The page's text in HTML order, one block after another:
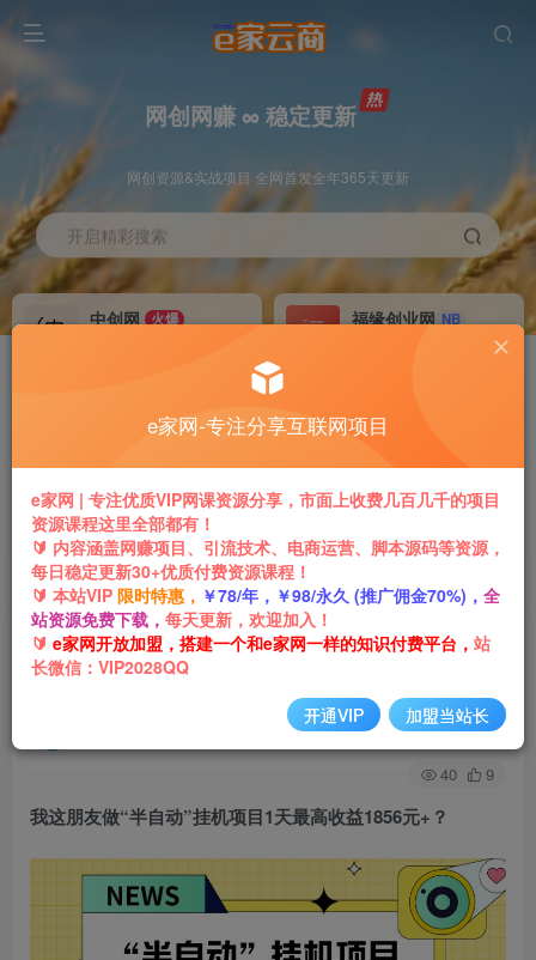
网创网赚 ∞ 稳定更新
网创资源&实战项目 全网首发全年365天更新
开启精彩搜索
中创网 火爆
福缘创业网 NB
永久VIP价值198元
免费下载全站资源
推广返利 70%
专属链接提现快
加盟本站 躺赚
首页 网创项目 软件脚本 正文
我这朋友做“半自动”挂机项目1天最高收益1856元
+？
关注 私信
40 9
我这朋友做“半自动”挂机项目1天最高收益1856元+？
e家网-专注分享互联网项目
e家网 | 专注优质VIP网课资源分享，市面上收费几百几千的项目
资源课程这里全部都有！
🔰 内容涵盖网赚项目、引流技术、电商运营、脚本源码等资源，
每日稳定更新30+优质付费资源课程！
🔰 本站VIP 限时特惠， ￥78/年，￥98/永久 (推广佣金70%)， 全
站资源免费下载， 每天更新，欢迎加入！
🔰 e家网开放加盟，搭建一个和e家网一样的知识付费平台， 站
长微信：VIP2028QQ
开通VIP 加盟当站长